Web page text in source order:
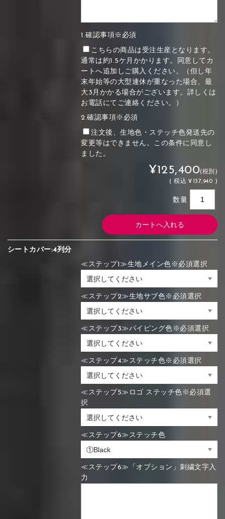
1.確認事項※必須
こちらの商品は受注生産となります。
通常は約1.5ケ月かかります。同意してカ
ートへ追加しご購入ください。（但し年
末年始等の大型連休が重なった場合、最
大3月かかる場合がございます。詳しくは
お電話にてご連絡ください。）
2.確認事項※必須
注文後、生地色・ステッチ色発送先の
変更等はできません。この条件に同意し
ました。
¥125,400(税別)
(税込 ¥137,940 )
数量
シートカバー:4列分
≪ステップ1≫生地メイン色※必須選択
≪ステップ2≫生地サブ色※必須選択
≪ステップ3≫パイピング色※必須選択
≪ステップ4≫ステッチ色※必須選択
≪ステップ5≫ロゴ ステッチ色※必須選
択
≪ステップ6≫ステッチ色
≪ステップ6≫「オプション」刺繍文字入
力